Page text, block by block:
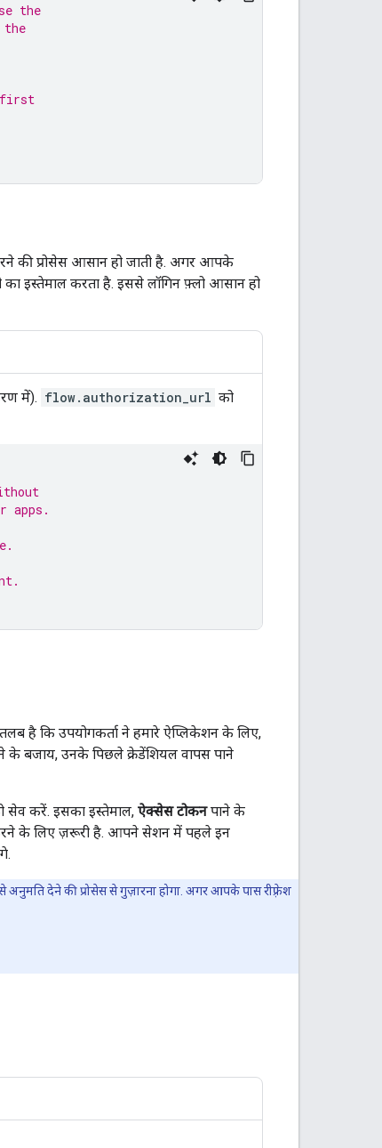
the
the
first
की प्रोसेस आसान हो जाती है. अगर आपके
का इस्तेमाल करता है. इससे लॉगिन फ़्लो आसान हो
में). flow.authorization_url को
apps.
है कि उपयोगकर्ता ने हमारे ऐप्लिकेशन के लिए,
के बजाय, उनके पिछले क्रेडेंशियल वापस पाने
सेव करें. इसका इस्तेमाल, ऐक्सेस टोकनपाने के
के लिए ज़रूरी है. आपने सेशन में पहले इन
देने की प्रोसेस से गुज़ारना होगा. अगर आपके पास रीफ़्रेश